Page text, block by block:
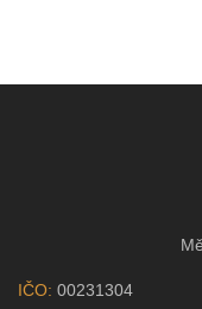
IČO: 00231304